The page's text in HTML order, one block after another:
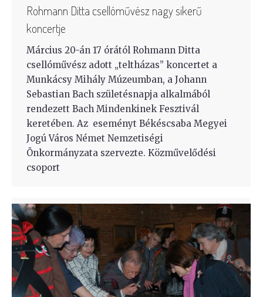
Rohmann Ditta csellóművész nagy sikerű
koncertje
Március 20-án 17 órától Rohmann Ditta
csellóművész adott „teltházas” koncertet a
Munkácsy Mihály Múzeumban, a Johann
Sebastian Bach születésnapja alkalmából
rendezett Bach Mindenkinek Fesztivál
keretében. Az eseményt Békéscsaba Megyei
Jogú Város Német Nemzetiségi
Önkormányzata szervezte. Közművelődési
csoport